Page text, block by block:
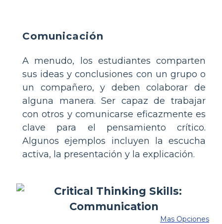
Comunicación
A menudo, los estudiantes comparten
sus ideas y conclusiones con un grupo o
un compañero, y deben colaborar de
alguna manera. Ser capaz de trabajar
con otros y comunicarse eficazmente es
clave para el pensamiento crítico.
Algunos ejemplos incluyen la escucha
activa, la presentación y la explicación.
Mas Opciones